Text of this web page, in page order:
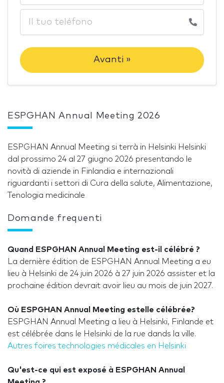
Avanti »
ESPGHAN Annual Meeting 2026
ESPGHAN Annual Meeting si terrà in Helsinki Helsinki
dal prossimo 24 al 27 giugno 2026 presentando le
novità di aziende in Finlandia e internazionali
riguardanti i settori di Cura della salute, Alimentazione,
Tenologia medicinale
Domande frequenti
Quand ESPGHAN Annual Meeting est-il célébré ?
La dernière édition de ESPGHAN Annual Meeting a eu
lieu à Helsinki de 24 juin 2026 à 27 juin 2026 assister et la
prochaine édition devrait avoir lieu au mois de juin 2027.
Où ESPGHAN Annual Meeting estelle célébrée?
ESPGHAN Annual Meeting a lieu à Helsinki, Finlande et
est célébrée dans le Helsinki de la rue dands la ville.
Autres foires technologies médicales en Helsinki
Qu'est-ce qui est exposé à ESPGHAN Annual